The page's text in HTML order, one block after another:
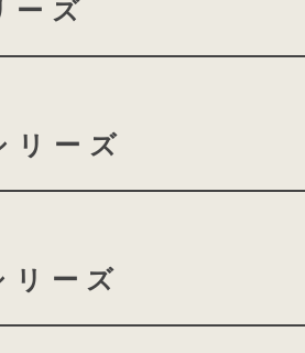
ョナルなチェッ
ョンはこだわりの全
書きおこした特別なタ
重なり合うラインのよ
ズ
ラリーノ 半かぶせ
ーズ
ザー
リーズ